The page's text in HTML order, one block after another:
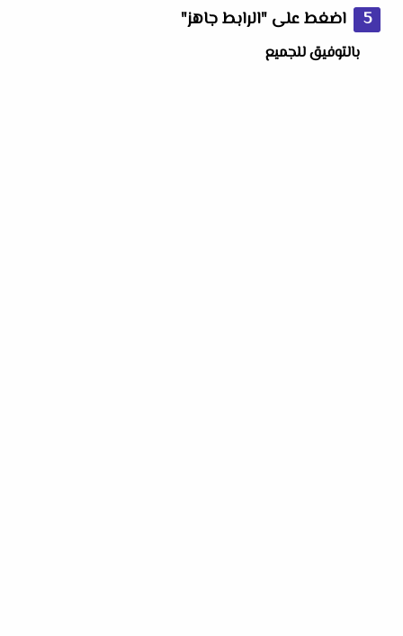
اضغط على "الرابط جاهز"
بالتوفيق للجميع